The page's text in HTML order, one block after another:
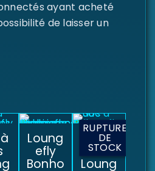
ayant acheté
de laisser un
Loung
efly
Bonho
RUPTURE
DE
STOCK
Sac à
dos
Loung